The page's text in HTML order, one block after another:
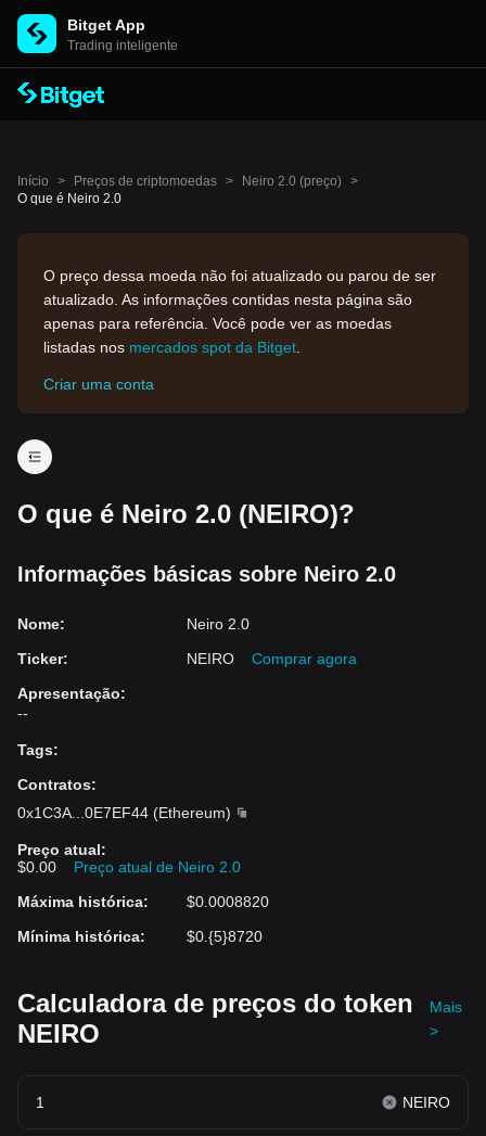
Bitget App
Trading inteligente
Início > Preços de criptomoedas > Neiro 2.0 (preço) >
O que é Neiro 2.0
O preço dessa moeda não foi atualizado ou parou de ser
atualizado. As informações contidas nesta página são
apenas para referência. Você pode ver as moedas
listadas nos mercados spot da Bitget
Criar uma conta
O que é Neiro 2.0 (NEIRO)?
Informações básicas sobre Neiro 2.0
Nome:
Neiro 2.0
Ticker: NEIRO
Comprar agora
Apresentação:
--
Tags:
Contratos:
0x1C3A
0E7EF44 (Ethereum)
Preço atual:
$0.00
Preço atual de Neiro 2.0
Máxima histórica:
$0.0008820
Mínima histórica: $0.{5}8720
Calculadora de preços do token
NEIRO
Mais
>
NEIRO